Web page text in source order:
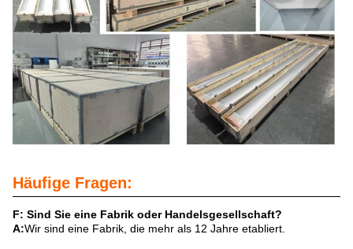
Häufige Fragen:
F: Sind Sie eine Fabrik oder Handelsgesellschaft?
A:Wir sind eine Fabrik, die mehr als 12 Jahre etabliert.